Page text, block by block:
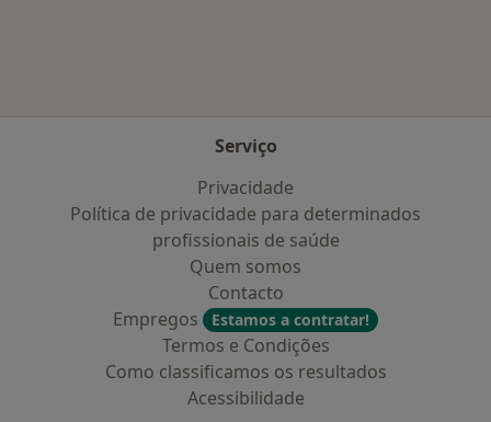
Serviço
Privacidade
Política de privacidade para determinados
profissionais de saúde
Quem somos
Contacto
Empregos
Estamos a contratar!
Termos e Condições
Como classificamos os resultados
Acessibilidade